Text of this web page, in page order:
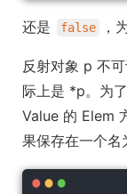
还是 false ，
反射对象 p 不
际上是 *p。为
Value 的 Elem
果保存在一个名